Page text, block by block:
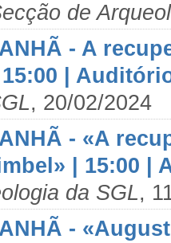
de
- A
|
, 20/02/2024
- «A
| 15:00 |
da SGL,
-